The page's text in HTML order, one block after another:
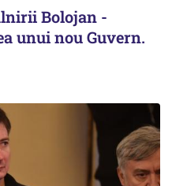
Bolojan -
unui nou Guvern.